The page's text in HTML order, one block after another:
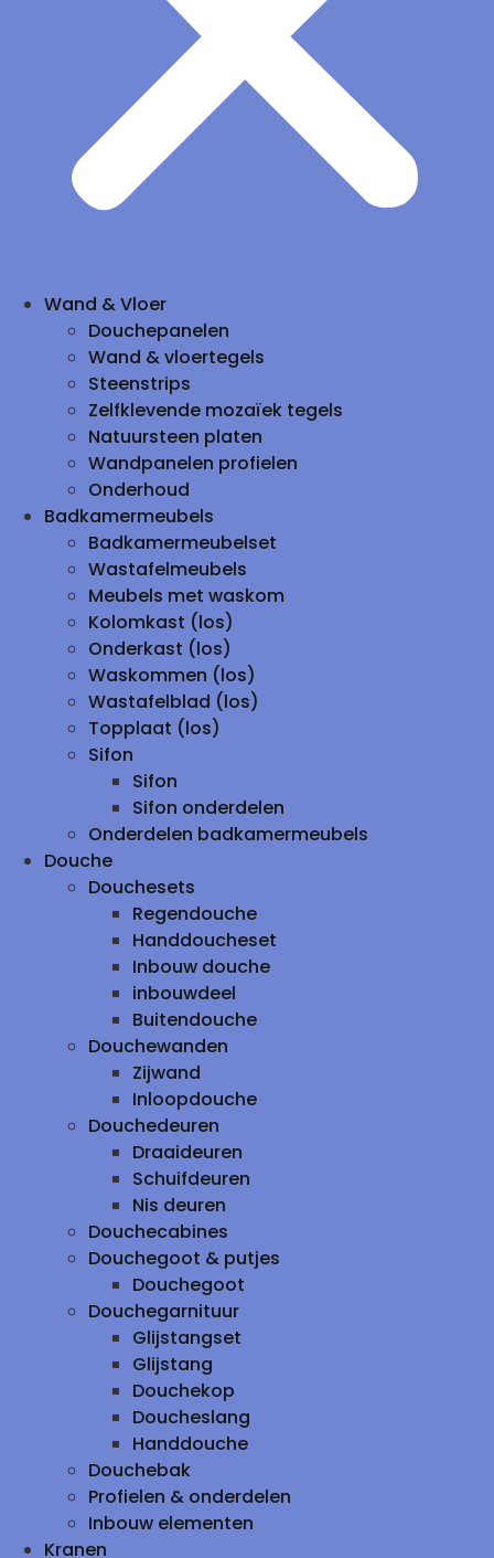
Wand & Vloer
Douchepanelen
Wand & vloertegels
Steenstrips
Zelfklevende mozaïek tegels
Natuursteen platen
Wandpanelen profielen
Onderhoud
Badkamermeubels
Badkamermeubelset
Wastafelmeubels
Meubels met waskom
Kolomkast (los)
Onderkast (los)
Waskommen (los)
Wastafelblad (los)
Topplaat (los)
Sifon
Sifon
Sifon onderdelen
Onderdelen badkamermeubels
Douche
Douchesets
Regendouche
Handdoucheset
Inbouw douche
inbouwdeel
Buitendouche
Douchewanden
Zijwand
Inloopdouche
Douchedeuren
Draaideuren
Schuifdeuren
Nis deuren
Douchecabines
Douchegoot & putjes
Douchegoot
Douchegarnituur
Glijstangset
Glijstang
Douchekop
Doucheslang
Handdouche
Douchebak
Profielen & onderdelen
Inbouw elementen
Kranen